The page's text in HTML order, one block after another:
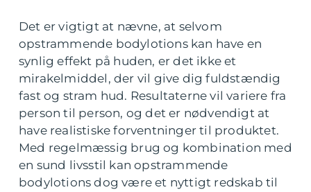
Det er vigtigt at nævne, at selvom
opstrammende bodylotions kan have en
synlig effekt på huden, er det ikke et
mirakelmiddel, der vil give dig fuldstændig
fast og stram hud. Resultaterne vil variere fra
person til person, og det er nødvendigt at
have realistiske forventninger til produktet.
Med regelmæssig brug og kombination med
en sund livsstil kan opstrammende
bodylotions dog være et nyttigt redskab til